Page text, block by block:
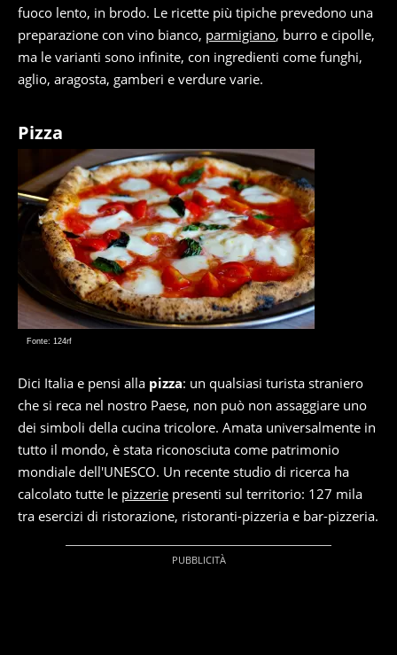
fuoco lento, in brodo. Le ricette più tipiche prevedono una
preparazione con vino bianco, parmigiano, burro e cipolle,
ma le varianti sono infinite, con ingredienti come funghi,
aglio, aragosta, gamberi e verdure varie.
Pizza
Fonte: 124rf
Dici Italia e pensi alla pizza: un qualsiasi turista straniero
che si reca nel nostro Paese, non può non assaggiare uno
dei simboli della cucina tricolore. Amata universalmente in
tutto il mondo, è stata riconosciuta come patrimonio
mondiale dell'UNESCO. Un recente studio di ricerca ha
calcolato tutte le pizzerie presenti sul territorio: 127 mila
tra esercizi di ristorazione, ristoranti-pizzeria e bar-pizzeria.